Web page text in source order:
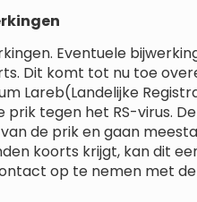
Eventuele
Dit komt tot nu toe
Lareb(Landelijke
prik tegen het RS-virus.
de prik en gaan
koorts krijgt, kan dit
op te nemen met